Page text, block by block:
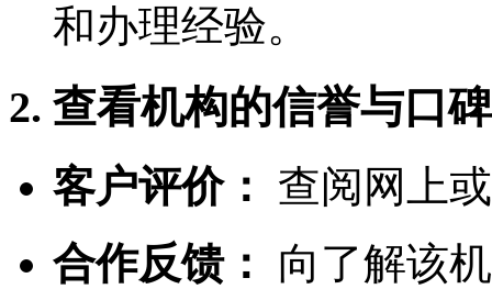
和办理经验。
2. 查看机构的信誉与口碑
客户评价：
查阅网上
合作反馈：
向了解该